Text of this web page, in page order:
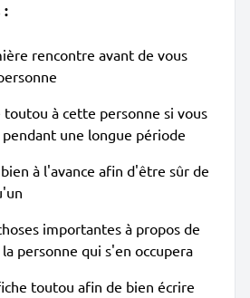
:
rencontre avant de vous
à cette personne si vous
une longue période
à l'avance afin d'être sûr de
importantes à propos de
personne qui s'en occupera
toutou afin de bien écrire